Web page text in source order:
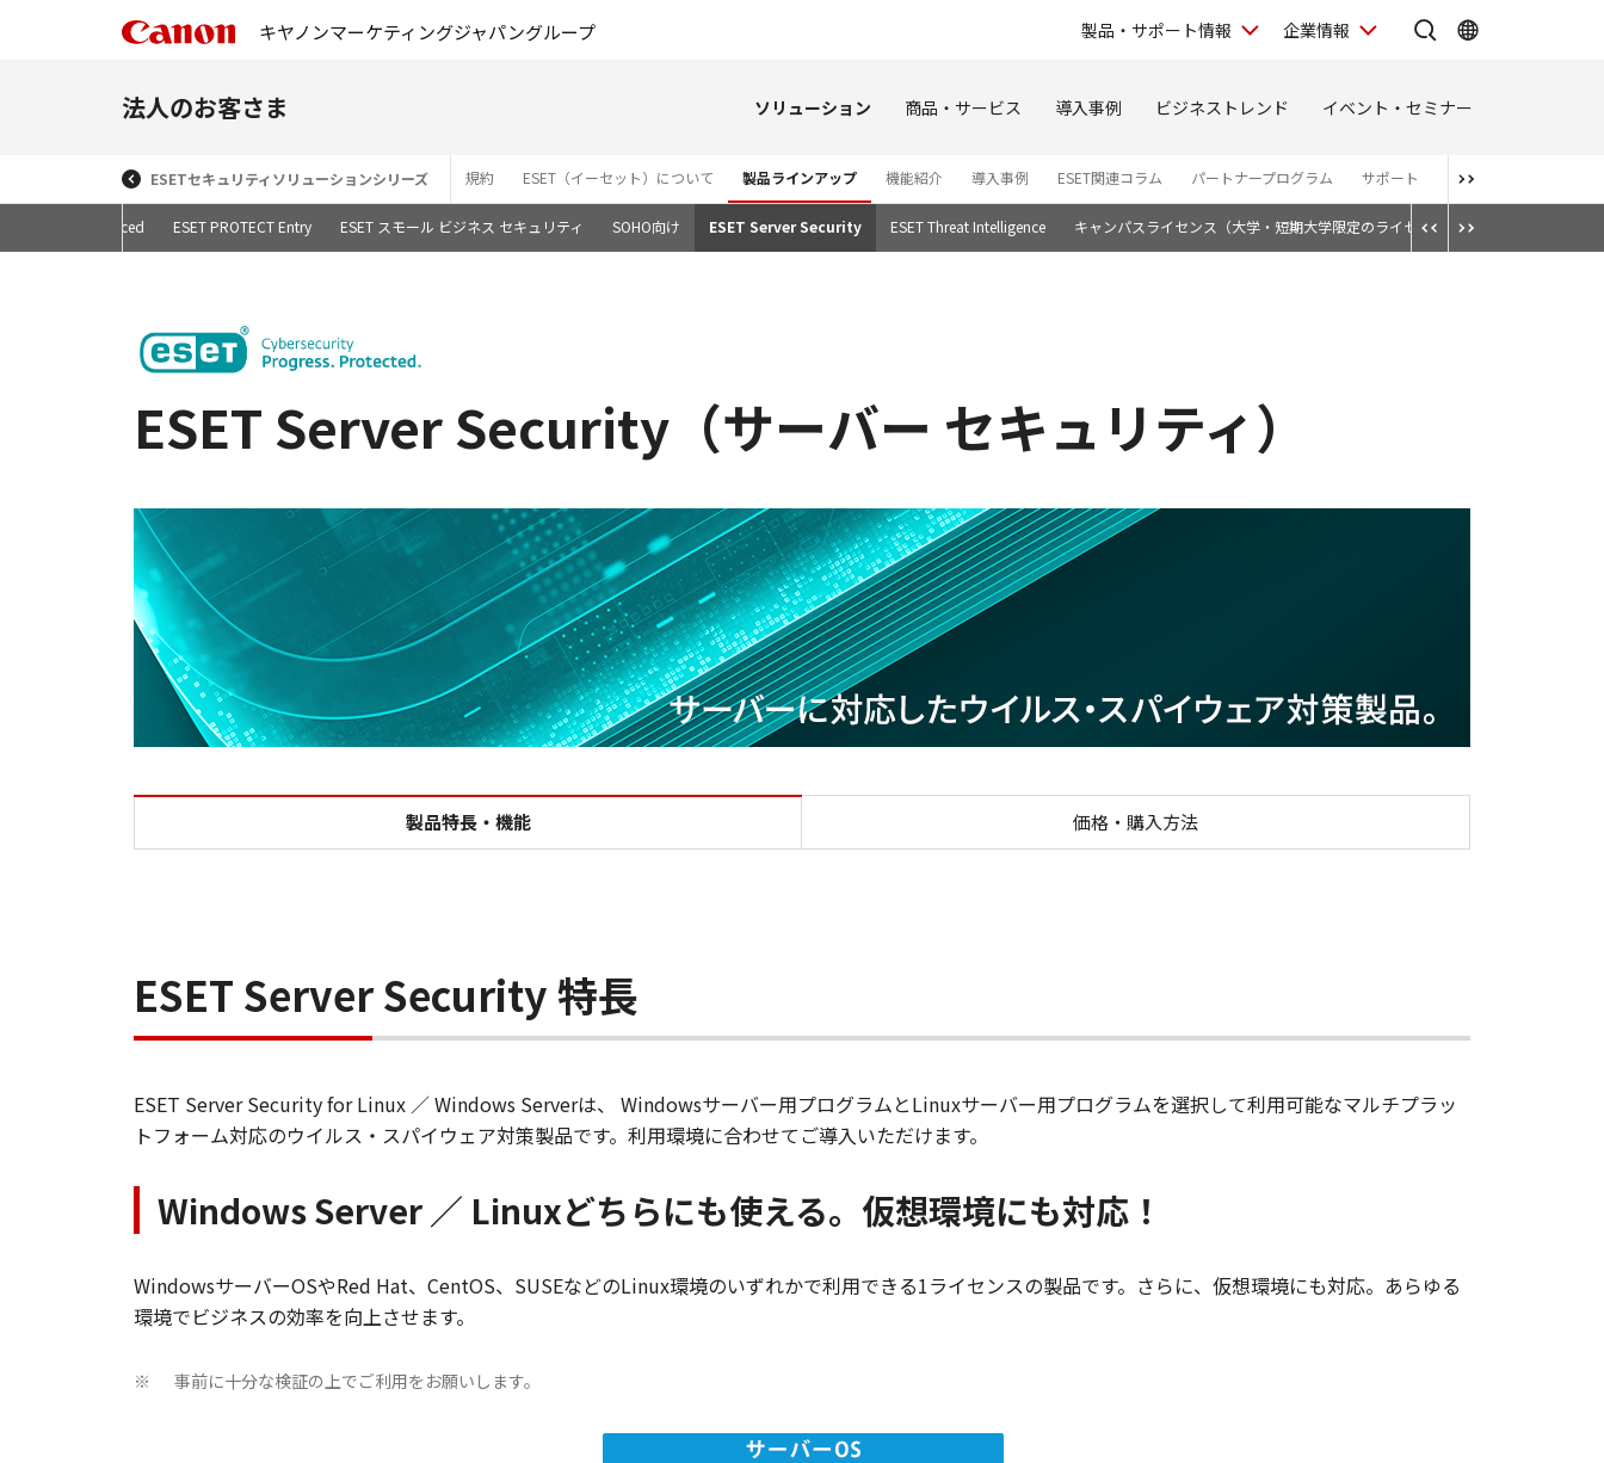
キヤノンマーケティングジャパングループ 製品・サポート情報 企業情報
法人のお客さま ソリューション 商品・サービス 導入事例 ビジネストレンド イベント・セミナー
ESETセキュリティソリューションシリーズ 規約 ESET（イーセット）について 製品ラインアップ 機能紹介 導入事例 ESET関連コラム パートナープログラム サポート お知らせ一覧
PROTECT Advanced ESET PROTECT Entry ESET スモール ビジネス セキュリティ SOHO向け ESET Server Security ESET Threat Intelligence キャンパスライセンス（大学・短期大学限定のライセンス製品）
ESET Server Security（サーバー セキュリティ）
製品特長・機能 価格・購入方法
ESET Server Security 特長
ESET Server Security for Linux ／ Windows Serverは、 Windowsサーバー用プログラムとLinuxサーバー用プログラムを選択して利用可能なマルチプラッ
トフォーム対応のウイルス・スパイウェア対策製品です。利用環境に合わせてご導入いただけます。
Windows Server ／ Linuxどちらにも使える。仮想環境にも対応！
WindowsサーバーOSやRed Hat、CentOS、SUSEなどのLinux環境のいずれかで利用できる1ライセンスの製品です。さらに、仮想環境にも対応。あらゆる
環境でビジネスの効率を向上させます。
※ 事前に十分な検証の上でご利用をお願いします。